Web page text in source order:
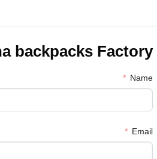
backpacks Factory
Name
Email